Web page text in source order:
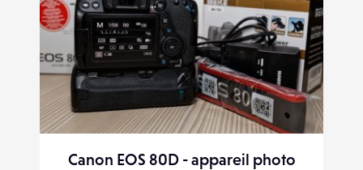
Canon EOS 80D - appareil photo